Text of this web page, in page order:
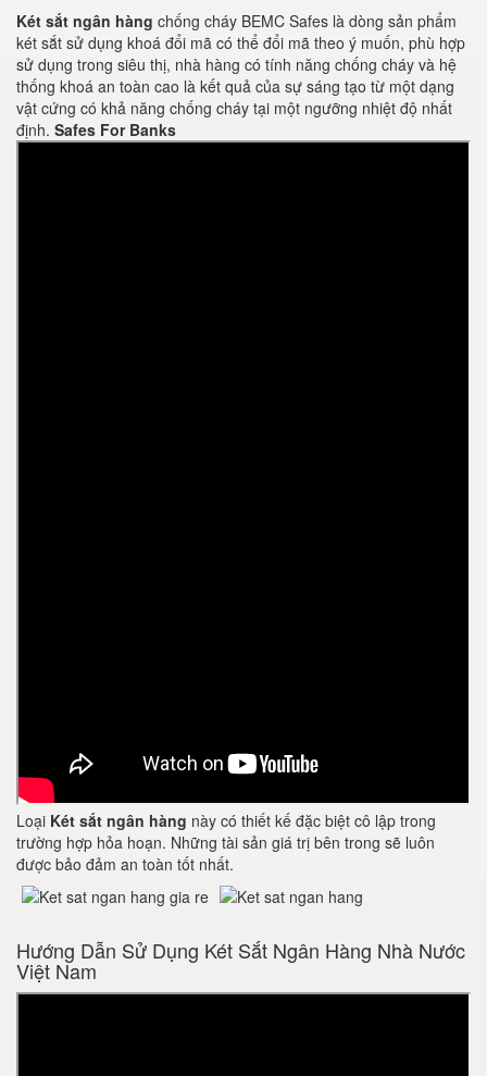
Két sắt ngân hàng chống cháy BEMC Safes là dòng sản phẩm
két sắt sử dụng khoá đổi mã có thể đổi mã theo ý muốn, phù hợp
sử dụng trong siêu thị, nhà hàng có tính năng chống cháy và hệ
thống khoá an toàn cao là kết quả của sự sáng tạo từ một dạng
vật cứng có khả năng chống cháy tại một ngưỡng nhiệt độ nhất
định. Safes For Banks
Loại Két sắt ngân hàng này có thiết kế đặc biệt cô lập trong
trường hợp hỏa hoạn. Những tài sản giá trị bên trong sẽ luôn
được bảo đảm an toàn tốt nhất.
Hướng Dẫn Sử Dụng Két Sắt Ngân Hàng Nhà Nước
Việt Nam